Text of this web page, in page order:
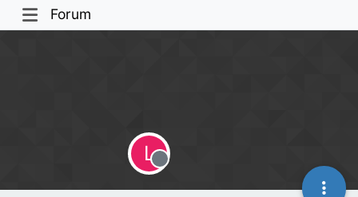
Forum
L
Offline